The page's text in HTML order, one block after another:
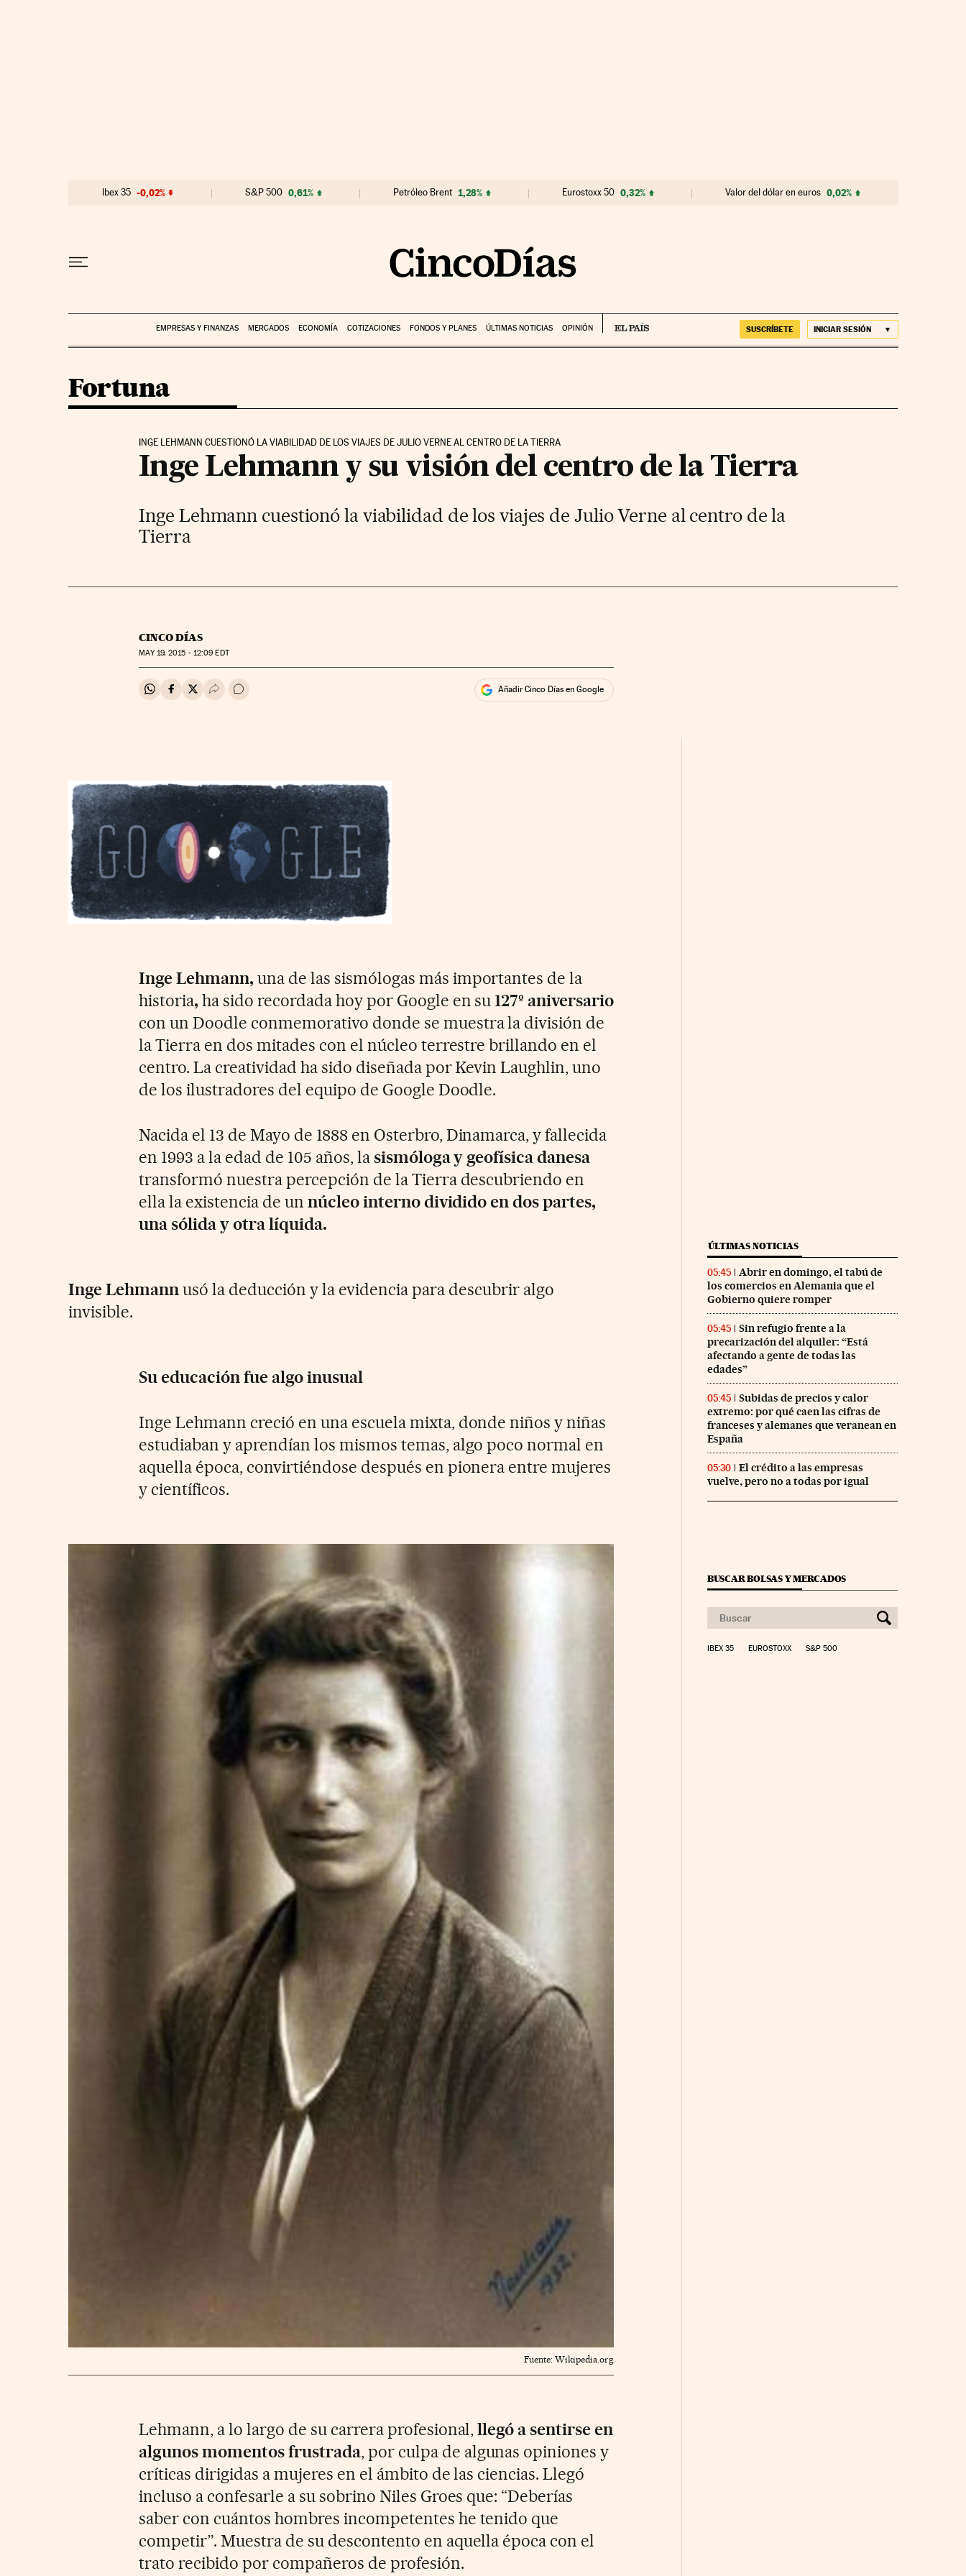
Ibex 35 -0,02% S&P 500 0,61% Petróleo Brent 1,28% Eurostoxx 50 0,32% Valor del dólar en euros 0,02%
EMPRESAS Y FINANZAS MERCADOS ECONOMÍA COTIZACIONES FONDOS Y PLANES ÚLTIMAS NOTICIAS OPINIÓN SUSCRÍBETE INICIAR SESIÓN
Fortuna
INGE LEHMANN CUESTIONÓ LA VIABILIDAD DE LOS VIAJES DE JULIO VERNE AL CENTRO DE LA TIERRA
Inge Lehmann y su visión del centro de la Tierra
Inge Lehmann cuestionó la viabilidad de los viajes de Julio Verne al centro de la
Tierra
CINCO DÍAS
MAY19, 2015 - 12:09 EDT
Compartir en Whatsapp
Compartir en Facebook
Compartir en Twitter
Desplegar Redes Sociales
Ir a los comentarios Añadir Cinco Días en Google
Inge Lehmann,una de las sismólogas más importantes de la
historia,ha sido recordada hoy por Google en su 127º aniversario
con un Doodle conmemorativo donde se muestra la división de
la Tierra en dos mitades con el núcleo terrestre brillando en el
centro. La creatividad ha sido diseñada por Kevin Laughlin, uno
de los ilustradores del equipo de Google Doodle.
Nacida el 13 de Mayo de 1888 en Osterbro, Dinamarca, y fallecida
en 1993 a la edad de 105 años, lasismóloga y geofísica danesa
transformó nuestra percepción de la Tierra descubriendo en
ella la existencia de un núcleo interno dividido en dos partes,
una sólida y otra líquida.
Inge Lehmann usó la deducción y la evidencia para descubrir algo
invisible.
Su educación fue algo inusual
Inge Lehmann creció en una escuela mixta, donde niños y niñas
estudiaban y aprendían los mismos temas, algo poco normal en
aquella época, convirtiéndose después en pionera entre mujeres
y científicos.
Fuente: Wikipedia.org
Lehmann, a lo largo de su carrera profesional,llegó a sentirse en
algunos momentos frustrada, por culpa de algunas opiniones y
críticas dirigidas a mujeres en el ámbito de las ciencias. Llegó
incluso a confesarle a su sobrino Niles Groes que: “Deberías
saber con cuántos hombres incompetentes he tenido que
competir”. Muestra de su descontento en aquella época con el
trato recibido por compañeros de profesión.
ÚLTIMAS NOTICIAS
05:45
Abrir en domingo, el tabú de
los comercios en Alemania que el
Gobierno quiere romper
05:45
Sin refugio frente a la
precarización del alquiler: “Está
afectando a gente de todas las
edades”
05:45
Subidas de precios y calor
extremo: por qué caen las cifras de
franceses y alemanes que veranean en
España
05:30
El crédito a las empresas
vuelve, pero no a todas por igual
BUSCAR BOLSAS Y MERCADOS
IBEX 35 EUROSTOXX S&P 500